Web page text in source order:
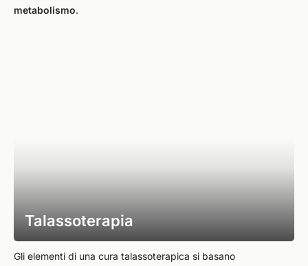
metabolismo.
Talassoterapia
Gli elementi di una cura talassoterapica si basano